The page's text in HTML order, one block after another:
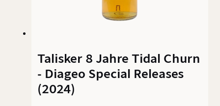
Talisker 8 Jahre Tidal Churn
- Diageo Special Releases
(2024)